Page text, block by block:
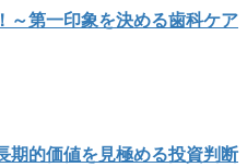
～第一印象を決める歯科ケア
期的価値を見極める投資判断